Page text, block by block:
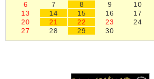
6
7 8 9 10
13
14 15 16 17
20
21 22 23 24
27
28 29 30